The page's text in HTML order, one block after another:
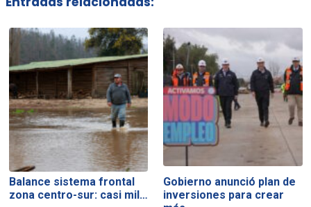
Balance sistema frontal
zona centro-sur: casi mil…
Gobierno anunció plan de
inversiones para crear